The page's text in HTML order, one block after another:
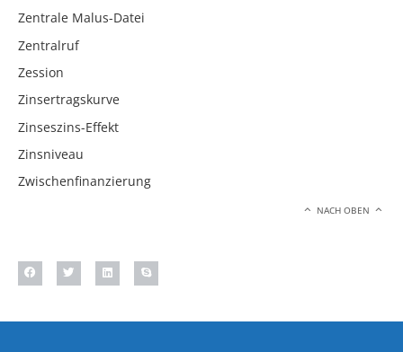
Zentrale Malus-Datei
Zentralruf
Zession
Zinsertragskurve
Zinseszins-Effekt
Zinsniveau
Zwischenfinanzierung
NACH OBEN